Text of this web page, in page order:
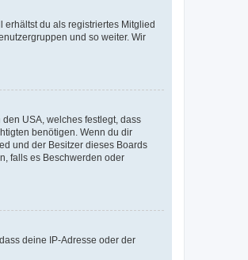
du als registriertes Mitglied
und so weiter. Wir
USA, welches festlegt, dass
benötigen. Wenn du dir
und der Besitzer dieses Boards
falls es Beschwerden oder
deine IP-Adresse oder der